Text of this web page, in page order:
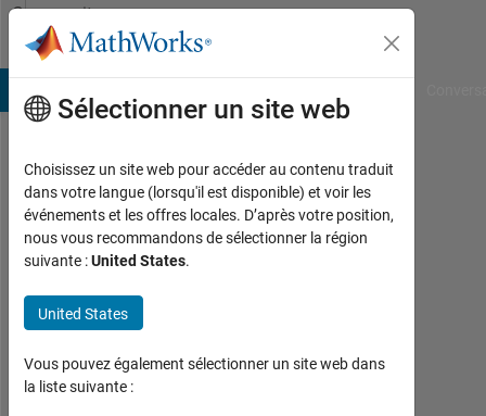
Passer au contenu
Community
Profile
bzibubab
bzibubab
Last
plus
de 6
y a
Sélectionner un site web
Choisissez un site web pour accéder au contenu traduit
dans votre langue (lorsqu'il est disponible) et voir les
événements et les offres locales. D’après votre position,
nous vous recommandons de sélectionner la région
suivante :United States.
United States
Vous pouvez également sélectionner un site web dans
la liste suivante :